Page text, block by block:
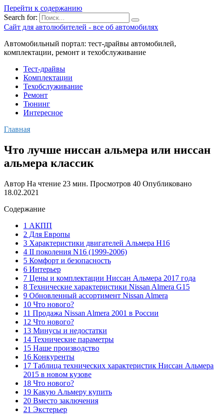
Перейти к содержанию
Search for:
Сайт для автолюбителей - все об автомобилях
Автомобильный портал: тест-драйвы автомобилей,
комплектации, ремонт и техобслуживание
Тест-драйвы
Комплектации
Техобслуживание
Ремонт
Тюнинг
Интересное
Главная
Что лучше ниссан альмера или ниссан
альмера классик
Автор На чтение 23 мин. Просмотров 40 Опубликовано
18.02.2021
Содержание
1 АКПП
2 Для Европы
3 Характеристики двигателей Альмера Н16
4 II поколения N16 (1999-2006)
5 Комфорт и безопасность
6 Интерьер
7 Цены и комплектации Ниссан Альмера 2017 года
8 Технические характеристики Nissan Almera G15
9 Обновленный ассортимент Nissan Almera
10 Что нового?
11 Продажа Nissan Almera 2001 в России
12 Что нового?
13 Минусы и недостатки
14 Технические параметры
15 Наше производство
16 Конкуренты
17 Таблица технических характеристик Ниссан Альмера
2015 в новом кузове
18 Что нового?
19 Какую Альмеру купить
20 Вместо заключения
21 Экстерьер